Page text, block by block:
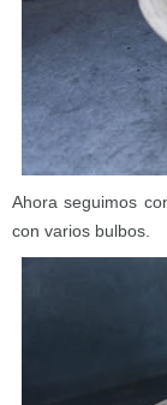
Ahora seguimos
con varios bulbos.